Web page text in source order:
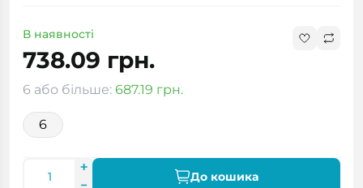
В наявності
738.09 грн.
6 або більше: 687.19 грн.
6
До кошика